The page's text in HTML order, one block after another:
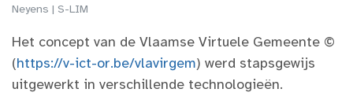
Neyens | S-LIM
Het concept van de Vlaamse Virtuele Gemeente ©
(https://v-ict-or.be/vlavirgem) werd stapsgewijs
uitgewerkt in verschillende technologieën.